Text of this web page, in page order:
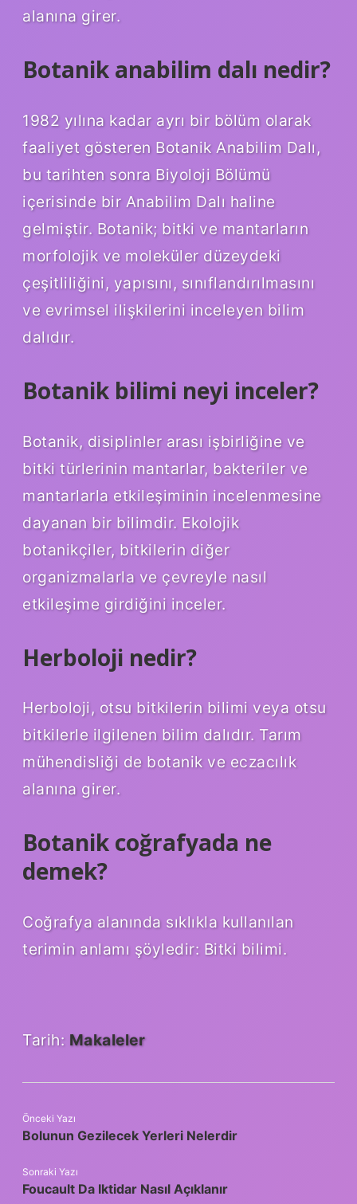
alanına girer.
Botanik anabilim dalı nedir?
1982 yılına kadar ayrı bir bölüm olarak
faaliyet gösteren Botanik Anabilim Dalı,
bu tarihten sonra Biyoloji Bölümü
içerisinde bir Anabilim Dalı haline
gelmiştir. Botanik; bitki ve mantarların
morfolojik ve moleküler düzeydeki
çeşitliliğini, yapısını, sınıflandırılmasını
ve evrimsel ilişkilerini inceleyen bilim
dalıdır.
Botanik bilimi neyi inceler?
Botanik, disiplinler arası işbirliğine ve
bitki türlerinin mantarlar, bakteriler ve
mantarlarla etkileşiminin incelenmesine
dayanan bir bilimdir. Ekolojik
botanikçiler, bitkilerin diğer
organizmalarla ve çevreyle nasıl
etkileşime girdiğini inceler.
Herboloji nedir?
Herboloji, otsu bitkilerin bilimi veya otsu
bitkilerle ilgilenen bilim dalıdır. Tarım
mühendisliği de botanik ve eczacılık
alanına girer.
Botanik coğrafyada ne
demek?
Coğrafya alanında sıklıkla kullanılan
terimin anlamı şöyledir: Bitki bilimi.
Tarih: Makaleler
Önceki Yazı
Bolunun Gezilecek Yerleri Nelerdir
Sonraki Yazı
Foucault Da Iktidar Nasıl Açıklanır